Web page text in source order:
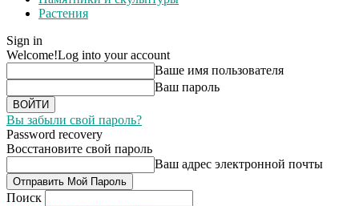
Растения
Sign in
Welcome!Log into your account
Ваше имя пользователя
Ваш пароль
Вы забыли свой пароль?
Password recovery
Восстановите свой пароль
Ваш адрес электронной почты
Поиск